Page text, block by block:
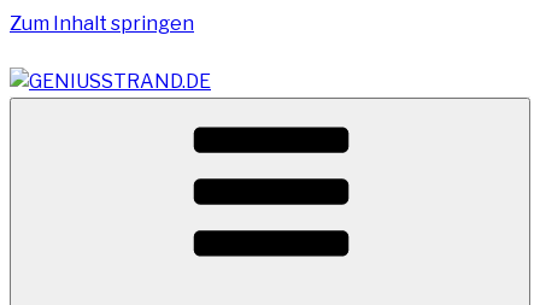
Zum Inhalt springen
GENIUSSTRAND.DE
Vom Geniusstrand zum JadeWeserPort/Container
Terminal Wilhelmshaven